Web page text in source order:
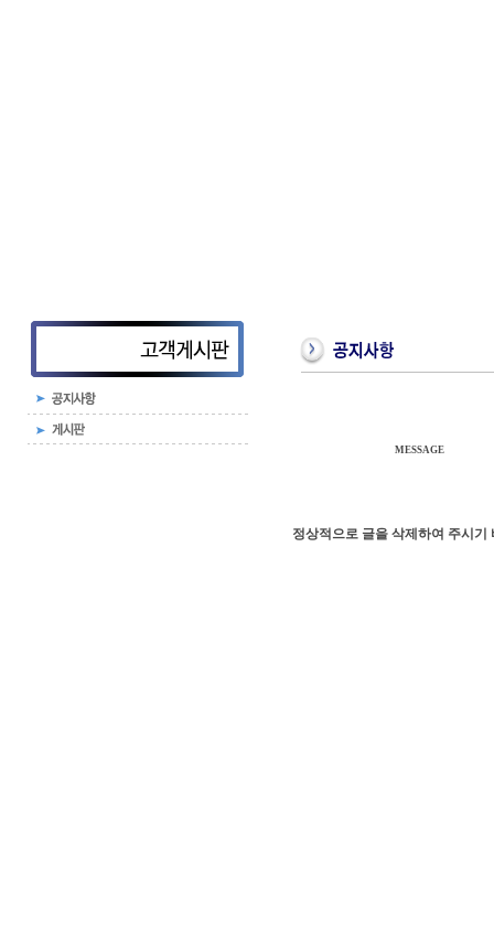
MESSAGE
정상적으로 글을 삭제하여 주시기